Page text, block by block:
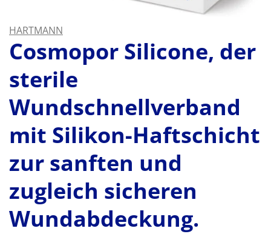
HARTMANN
Cosmopor Silicone, der
sterile
Wundschnellverband
mit Silikon-Haftschicht
zur sanften und
zugleich sicheren
Wundabdeckung.